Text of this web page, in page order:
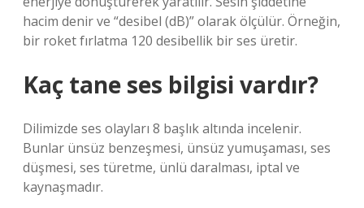
hacim denir ve “desibel (dB)” olarak ölçülür. Örneğin,
bir roket fırlatma 120 desibellik bir ses üretir.
Kaç tane ses bilgisi vardır?
Dilimizde ses olayları 8 başlık altında incelenir.
Bunlar ünsüz benzeşmesi, ünsüz yumuşaması, ses
düşmesi, ses türetme, ünlü daralması, iptal ve
kaynaşmadır.